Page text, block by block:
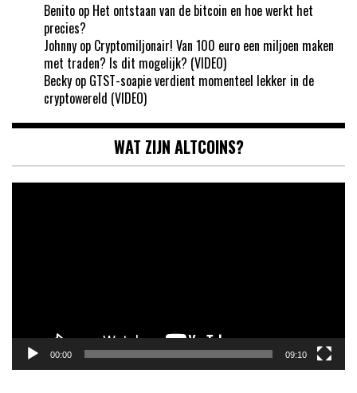
Benito op Het ontstaan van de bitcoin en hoe werkt het
precies?
Johnny op Cryptomiljonair! Van 100 euro een miljoen maken
met traden? Is dit mogelijk? (VIDEO)
Becky op GTST-soapie verdient momenteel lekker in de
cryptowereld (VIDEO)
WAT ZIJN ALTCOINS?
00:00 09:10